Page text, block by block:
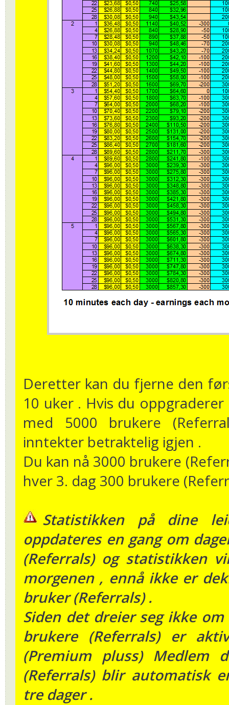
Deretter kan du fjerne den
10 uker . Hvis du
med 5000 brukere
inntekter betraktelig igjen .
Du kan nå 3000 brukere
hver 3. dag 300 brukere
Statistikken på dine
oppdateres en gang om
(Referrals) og statistikken
morgenen , ennå ikke er
bruker (Referrals) .
Siden det dreier seg ikke
brukere (Referrals) er
(Premium pluss) Medlem
(Referrals) blir automatisk
tre dager .